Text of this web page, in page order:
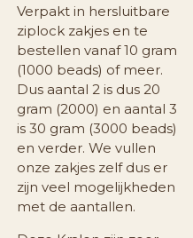
Verpakt in hersluitbare
ziplock zakjes en te
bestellen vanaf 10 gram
(1000 beads) of meer.
Dus aantal 2 is dus 20
gram (2000) en aantal 3
is 30 gram (3000 beads)
en verder. We vullen
onze zakjes zelf dus er
zijn veel mogelijkheden
met de aantallen.